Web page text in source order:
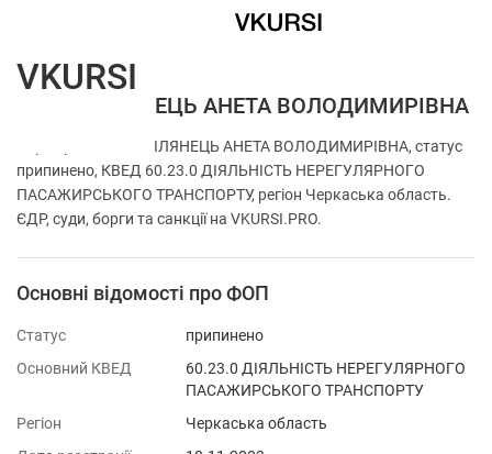
ФОП СМІЛЯНЕЦЬ АНЕТА ВОЛОДИМИРІВНА
Перевірка ФОП СМІЛЯНЕЦЬ АНЕТА ВОЛОДИМИРІВНА, статус
припинено, КВЕД 60.23.0 ДІЯЛЬНІСТЬ НЕРЕГУЛЯРНОГО
ПАСАЖИРСЬКОГО ТРАНСПОРТУ, регіон Черкаська область.
ЄДР, суди, борги та санкції на VKURSI.PRO.
Основні відомості про ФОП
Статус
припинено
Основний КВЕД
60.23.0 ДІЯЛЬНІСТЬ НЕРЕГУЛЯРНОГО
ПАСАЖИРСЬКОГО ТРАНСПОРТУ
Регіон
Черкаська область
VKURSI